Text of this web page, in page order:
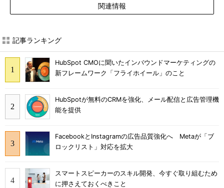
関連情報
記事ランキング
HubSpot CMOに聞いたインバウンドマーケティングの
新フレームワーク「フライホイール」のこと
HubSpotが無料のCRMを強化、メール配信と広告管理機
能を提供
FacebookとInstagramの広告品質強化へ Metaが「ブ
ロックリスト」対応を拡大
スマートスピーカーのスキル開発、今すぐ取り組むため
に押さえておくべきこと